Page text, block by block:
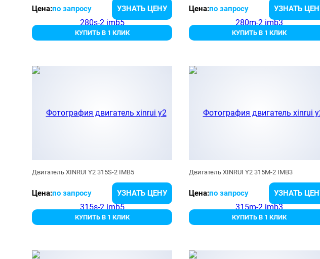
Цена:по запросу УЗНАТЬ ЦЕНУ
КУПИТЬ В 1 КЛИК
Цена:по запросу УЗНАТЬ
КУПИТЬ В 1 КЛИК
Двигатель XINRUI Y2 315S-2 IMB5
Цена:по запросу УЗНАТЬ ЦЕНУ
КУПИТЬ В 1 КЛИК
Двигатель XINRUI Y2 315M-2 IMB3
Цена:по запросу УЗНАТЬ
КУПИТЬ В 1 КЛИК